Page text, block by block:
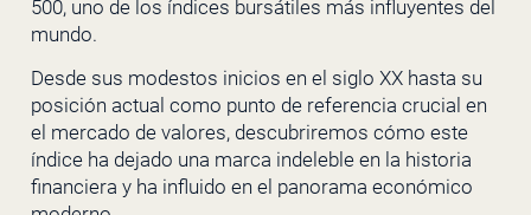
500, uno de los índices bursátiles más influyentes del
mundo.
Desde sus modestos inicios en el siglo XX hasta su
posición actual como punto de referencia crucial en
el mercado de valores, descubriremos cómo este
índice ha dejado una marca indeleble en la historia
financiera y ha influido en el panorama económico